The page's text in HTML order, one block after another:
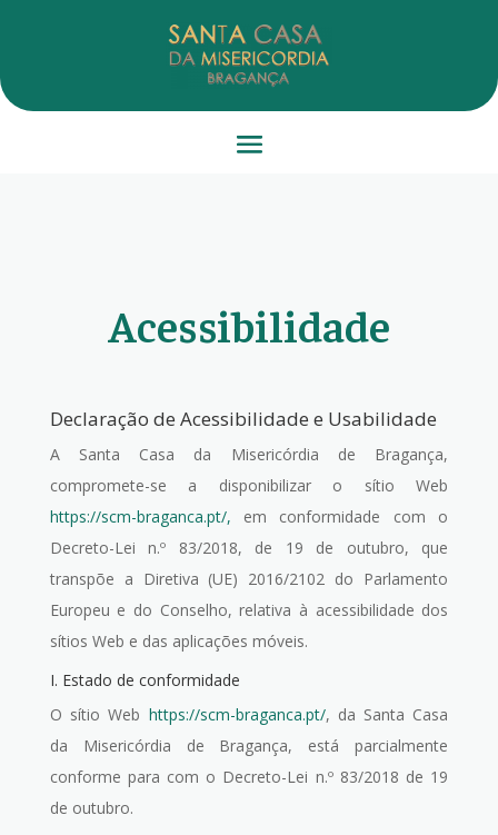
Acessibilidade
Declaração de Acessibilidade e Usabilidade
A Santa Casa da Misericórdia de Bragança,
compromete-se a disponibilizar o sítio Web
https://scm-braganca.pt/, em conformidade com o
Decreto-Lei n.º 83/2018, de 19 de outubro, que
transpõe a Diretiva (UE) 2016/2102 do Parlamento
Europeu e do Conselho, relativa à acessibilidade dos
sítios Web e das aplicações móveis.
I. Estado de conformidade
O sítio Web https://scm-braganca.pt/, da Santa Casa
da Misericórdia de Bragança, está parcialmente
conforme para com o Decreto-Lei n.º 83/2018 de 19
de outubro.